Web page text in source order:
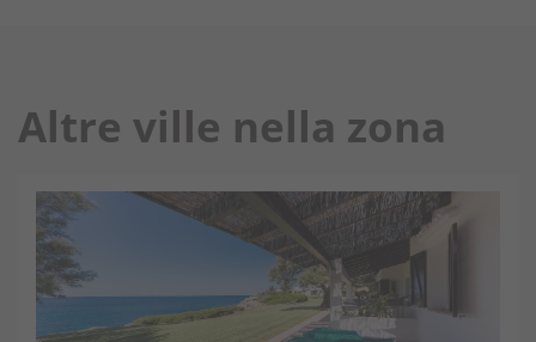
Altre ville nella zona